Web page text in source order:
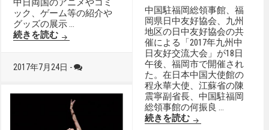
中日両国のアニメやコミ
ック、ゲーム等の紹介や
グッズの展示 …
続きを読む 声優の柿原徹也と八代拓、「イケメンボイス」で
2017年7月24日 -
中国駐福岡総領事館、福
岡県日中友好協会、九州
地区の日中友好協会の共
催による「2017年九州中
日友好交流大会」が18日
午後、福岡市で開催され
た。在日本中国大使館の
程永華大使、江蘇省の陳
震寧副省長、中国駐福岡
総領事館の何振良 …
続きを読む 「第5回九州中日